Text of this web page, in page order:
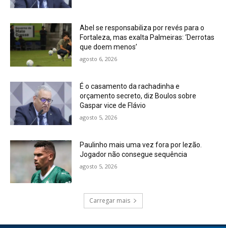
Abel se responsabiliza por revés para o
Fortaleza, mas exalta Palmeiras: ‘Derrotas
que doem menos’
agosto 6, 2026
É o casamento da rachadinha e
orçamento secreto, diz Boulos sobre
Gaspar vice de Flávio
agosto 5, 2026
Paulinho mais uma vez fora por lezão.
Jogador não consegue sequência
agosto 5, 2026
Carregar mais